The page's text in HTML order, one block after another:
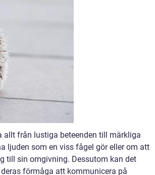
allt från lustiga beteenden till märkliga
ljuden som en viss fågel gör eller om att
till sin omgivning. Dessutom kan det
förmåga att kommunicera på